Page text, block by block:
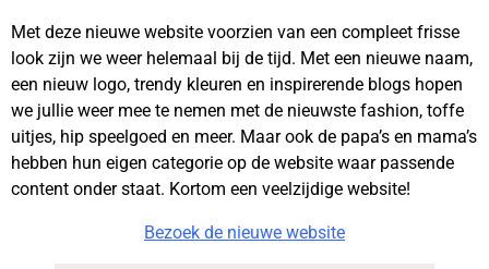
Met deze nieuwe website voorzien van een compleet frisse
look zijn we weer helemaal bij de tijd. Met een nieuwe naam,
een nieuw logo, trendy kleuren en inspirerende blogs hopen
we jullie weer mee te nemen met de nieuwste fashion, toffe
uitjes, hip speelgoed en meer. Maar ook de papa’s en mama’s
hebben hun eigen categorie op de website waar passende
content onder staat. Kortom een veelzijdige website!
Bezoek de nieuwe website